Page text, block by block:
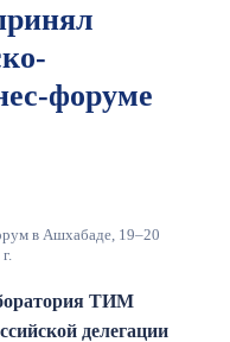
форуме
в Ашхабаде, 19–20
ТИМ
делегации